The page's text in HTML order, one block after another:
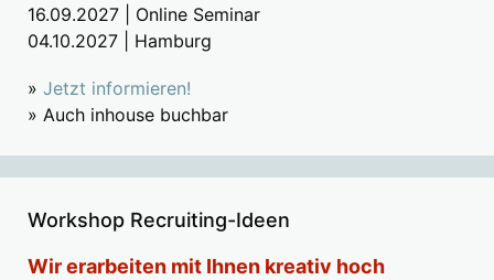
16.09.2027 | Online Seminar
04.10.2027 | Hamburg
» Jetzt informieren!
» Auch inhouse buchbar
Workshop Recruiting-Ideen
Wir erarbeiten mit Ihnen kreativ hoch